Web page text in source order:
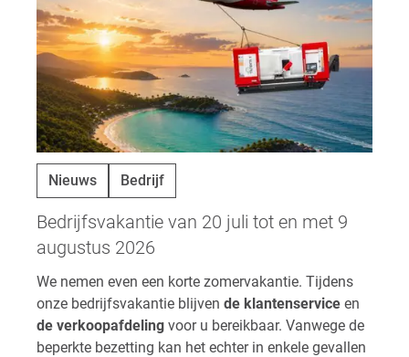
Nieuws Bedrijf
Bedrijfsvakantie van 20 juli tot en met 9
augustus 2026
We nemen even een korte zomervakantie. Tijdens
onze bedrijfsvakantie blijven de klantenservice en
de verkoopafdeling voor u bereikbaar. Vanwege de
beperkte bezetting kan het echter in enkele gevallen